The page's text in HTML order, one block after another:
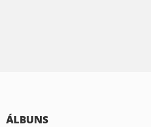
ÁLBUNS